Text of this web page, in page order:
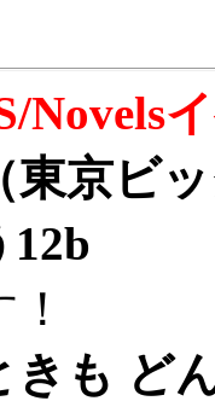
Novels
京ビ
12b
きも ど